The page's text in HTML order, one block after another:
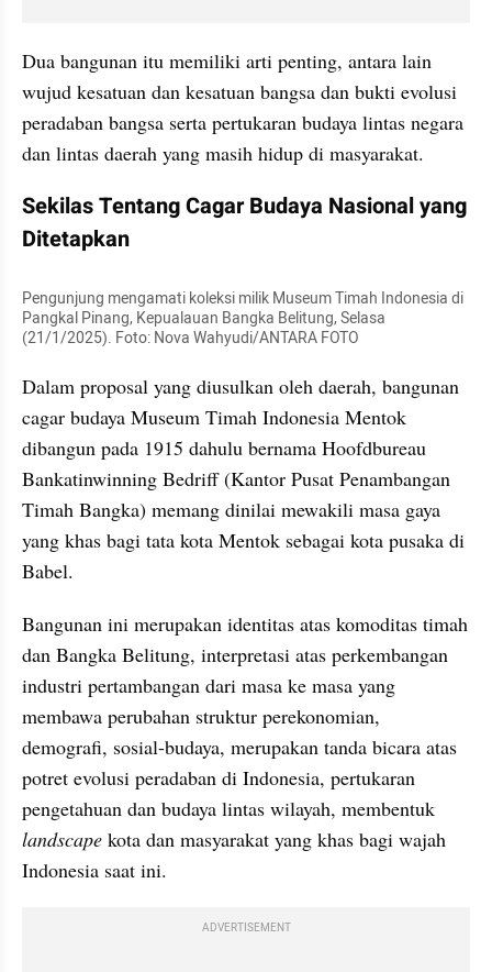
Dua bangunan itu memiliki arti penting, antara lain
wujud kesatuan dan kesatuan bangsa dan bukti evolusi
peradaban bangsa serta pertukaran budaya lintas negara
dan lintas daerah yang masih hidup di masyarakat.
Sekilas Tentang Cagar Budaya Nasional yang
Ditetapkan
Pengunjung mengamati koleksi milik Museum Timah Indonesia di
Pangkal Pinang, Kepualauan Bangka Belitung, Selasa
(21/1/2025). Foto: Nova Wahyudi/ANTARA FOTO
Dalam proposal yang diusulkan oleh daerah, bangunan
cagar budaya Museum Timah Indonesia Mentok
dibangun pada 1915 dahulu bernama Hoofdbureau
Bankatinwinning Bedriff (Kantor Pusat Penambangan
Timah Bangka) memang dinilai mewakili masa gaya
yang khas bagi tata kota Mentok sebagai kota pusaka di
Babel.
Bangunan ini merupakan identitas atas komoditas timah
dan Bangka Belitung, interpretasi atas perkembangan
industri pertambangan dari masa ke masa yang
membawa perubahan struktur perekonomian,
demografi, sosial-budaya, merupakan tanda bicara atas
potret evolusi peradaban di Indonesia, pertukaran
landscape kota dan masyarakat yang khas bagi wajah
Indonesia saat ini.
ADVERTISEMENT